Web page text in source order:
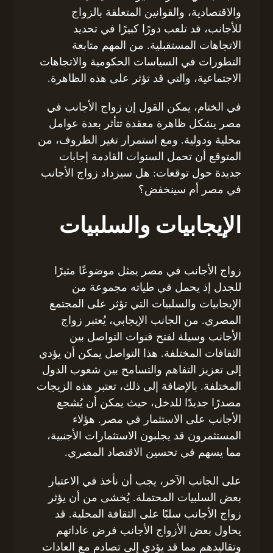
والاقتصادية، والقوانين المتعلقة بالزواج
للأجانب، قد تلعب دورًا كبيرًا في تحديد
الاتجاهات المستقبلية. من المهم متابعة
التطورات في السياسات الحكومية والاتجاهات
الاجتماعية، والتي قد تؤثر على هذه الظاهرة.
في الختام، يمكن القول إن زواج الأجانب في
مصر يشكل ظاهرة معقدة تتأثر بعدة عوامل
محلية ودولية. ومع استمرار تغير الظروف، من
المتوقع أن تحمل السنوات القادمة إجابات
جديدة حول توقعات: هل سيزداد زواج الأجانب
في مصر أم سينخفض؟
الإيجابيات والسلبيات
زواج الأجانب في مصر يمثل موضوعًا مثيرًا
للجدل إذ يحمل في طياته مجموعة من
الإيجابيات والسلبيات التي تؤثر على المجتمع
المصري. من الجانب الإيجابي، يُعتبر زواج
الأجانب وسيلة لفتح قنوات التواصل بين
الثقافات المختلفة. هذا التواصل يمكن أن يؤدي
إلى تعزيز التفاهم والتسامح بين شعوب الدول
المختلفة. بالإضافة إلى ذلك، تعتبر هذه الزيجات
مصدرًا جديدًا للدخل، حيث يمكن أن يُشجع
الأجانب على الاستثمار في مصر. هؤلاء
المستثمرون قد يجلبون الاستثمارات الأجنبية،
مما يسهم في تحسين الاقتصاد المصري.
على الجانب الآخر، يجب أن نأخذ في الاعتبار
بعض السلبيات المحتملة. يُخشى من أن يؤثر
زواج الأجانب سلبًا على الثقافة المحلية. قد
يحاول بعض الأزواج الأجانب فرض عاداتهم
وتقاليدهم مما قد يؤدي إلى تصادم مع العادات